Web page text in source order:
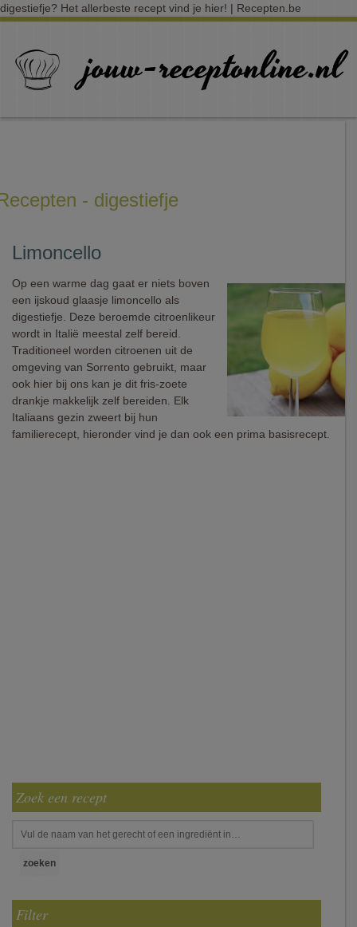
digestiefje? Het allerbeste recept vind je hier! | Recepten.be
- digestiefje
Limoncello
Op een warme dag gaat er niets boven
een ijskoud glaasje limoncello als
digestiefje. Deze beroemde citroenlikeur
wordt in Italië meestal zelf bereid.
Traditioneel worden citroenen uit de
omgeving van Sorrento gebruikt, maar
ook hier bij ons kan je dit fris-zoete
drankje makkelijk zelf bereiden. Elk
Italiaans gezin zweert bij hun
familierecept, hieronder vind je dan ook een prima basisrecept.
Zoek een recept
Filter